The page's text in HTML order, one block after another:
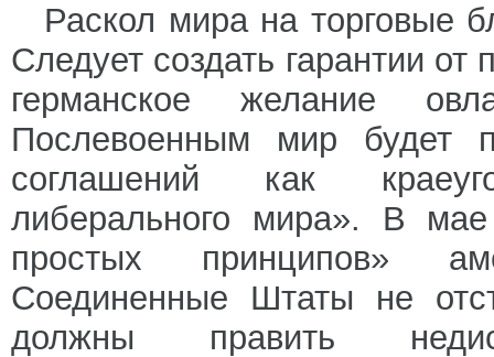
Раскол мира на торговые
Следует создать гарантии
германское желание
Послевоенным мир будет
соглашений как
либерального мира». В
простых принципов»
Соединенные Штаты не
должны править